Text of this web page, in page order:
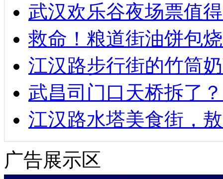
武汉欢乐谷夜场票值
救命！粮道街油饼包
江汉路步行街的竹筒
武昌司门口天桥拆了
江汉路水塔美食街，
广告展示区